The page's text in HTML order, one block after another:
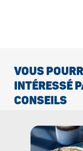
VOUS
INTÉRESSÉ
CONSEILS